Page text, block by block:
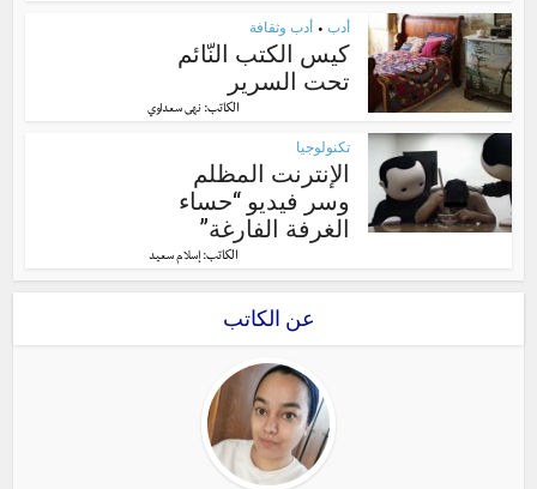
أدب • أدب وثقافة
كيس الكتب النّائم
تحت السرير
الكاتب: نهى سعداوي
تكنولوجيا
الإنترنت المظلم
وسر فيديو “حساء
الغرفة الفارغة”
الكاتب: إسلام سعيد
عن الكاتب